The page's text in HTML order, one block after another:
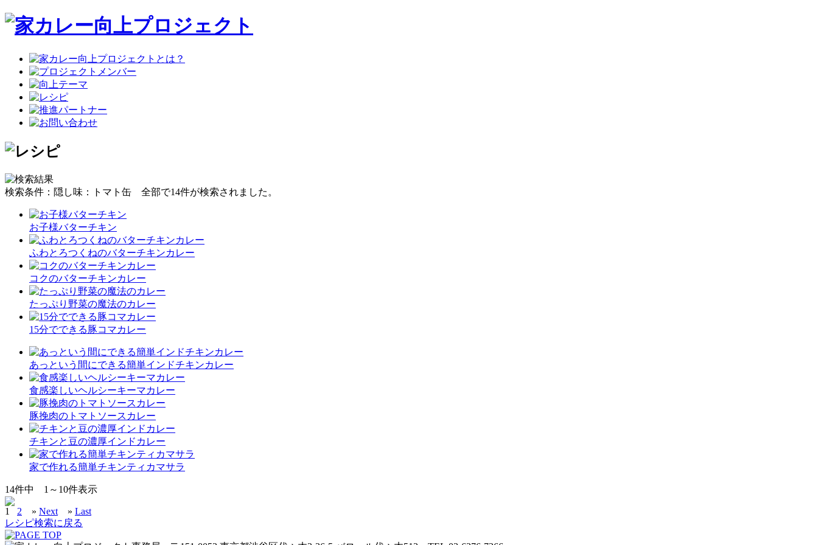
検索条件：隠し味：トマト缶 全部で14件が検索されました。
お子様バターチキン
ふわとろつくねのバターチキンカレー
コクのバターチキンカレー
たっぷり野菜の魔法のカレー
15分でできる豚コマカレー
あっという間にできる簡単インドチキンカレー
食感楽しいヘルシーキーマカレー
豚挽肉のトマトソースカレー
チキンと豆の濃厚インドカレー
家で作れる簡単チキンティカマサラ
14件中 1～10件表示
1 2 » Next » Last
レシピ検索に戻る